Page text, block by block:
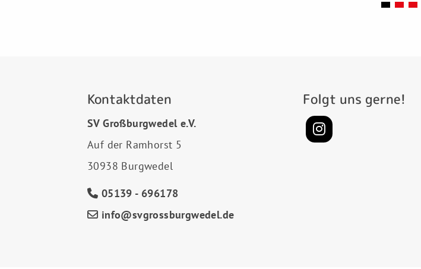
Kontaktdaten
SV Großburgwedel e.V.
Auf der Ramhorst 5
30938 Burgwedel
05139 - 696178
info@svgrossburgwedel.de
Folgt uns gerne!